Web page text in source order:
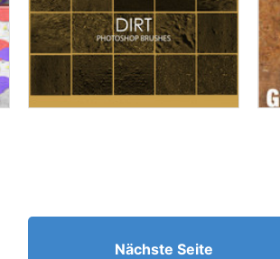
Nächste Seite